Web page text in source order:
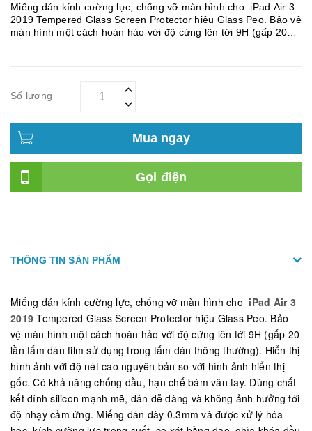
Miếng dán kính cường lực, chống vỡ màn hình cho iPad Air 3
2019 Tempered Glass Screen Protector hiệu Glass Peo. Bảo vệ
màn hình một cách hoàn hảo với độ cứng lên tới 9H (gấp 20
Số lượng
Mua ngay
Gọi điện
THÔNG TIN SẢN PHẨM
Miếng dán kính cường lực, chống vỡ màn hình cho iPad Air 3
2019 Tempered Glass Screen Protector hiệu Glass Peo. Bảo
vệ màn hình một cách hoàn hảo với độ cứng lên tới 9H (gấp 20
lần tấm dán film sử dụng trong tấm dán thông thường). Hiển thị
hình ảnh với độ nét cao nguyên bản so với hình ảnh hiển thị
gốc. Có khả năng chống dầu, hạn chế bám vân tay. Dùng chất
kết dính silicon mạnh mẽ, dán dễ dàng và không ảnh hưởng tới
độ nhạy cảm ứng. Miếng dán dày 0.3mm và được xử lý hóa